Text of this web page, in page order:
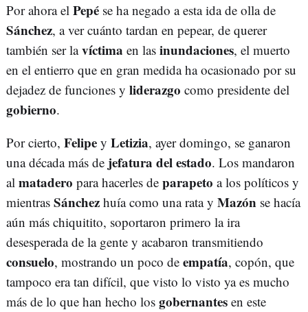
Por ahora el Pepé se ha negado a esta ida de olla de
Sánchez, a ver cuánto tardan en pepear, de querer
también ser lavíctima en las inundaciones, el muerto
en el entierro que en gran medida ha ocasionado por su
dejadez de funciones y liderazgo como presidente del
gobierno.
Por cierto, Felipe y Letizia, ayer domingo, se ganaron
una década más de jefatura del estado. Los mandaron
al matadero para hacerles de parapeto a los políticos y
mientras Sánchez huía como una rata y Mazón se hacía
aún más chiquitito, soportaron primero la ira
desesperada de la gente y acabaron transmitiendo
consuelo, mostrando un poco de empatía, copón, que
tampoco era tan difícil, que visto lo visto ya es mucho
más de lo que han hecho los gobernantes en este